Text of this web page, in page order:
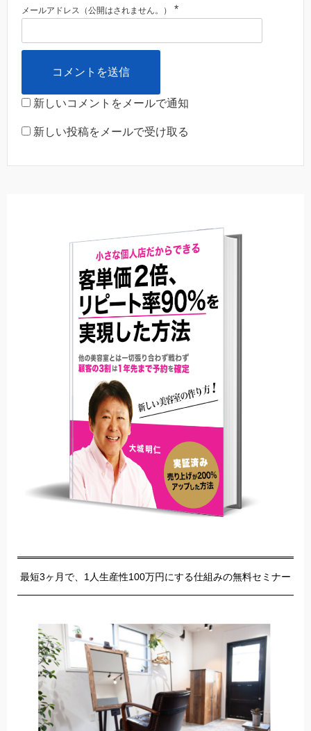
メールアドレス（公開はされません。） *
新しいコメントをメールで通知
新しい投稿をメールで受け取る
最短3ヶ月で、1人生産性100万円にする仕組みの無料セミナー